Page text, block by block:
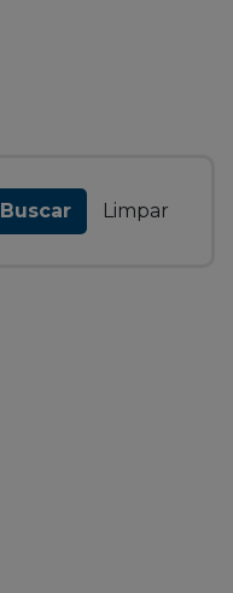
Buscar Limpar